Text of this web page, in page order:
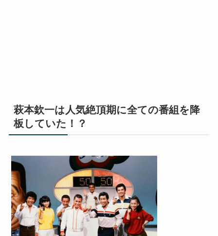
萩本欽一は人気絶頂期に全ての番組を降
板していた！？